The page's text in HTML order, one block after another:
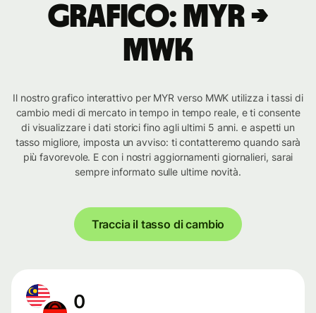
Grafico: MYR →
MWK
Il nostro grafico interattivo per MYR verso MWK utilizza i tassi di
cambio medi di mercato in tempo in tempo reale, e ti consente
di visualizzare i dati storici fino agli ultimi 5 anni. e aspetti un
tasso migliore, imposta un avviso: ti contatteremo quando sarà
più favorevole. E con i nostri aggiornamenti giornalieri, sarai
sempre informato sulle ultime novità.
Traccia il tasso di cambio
0